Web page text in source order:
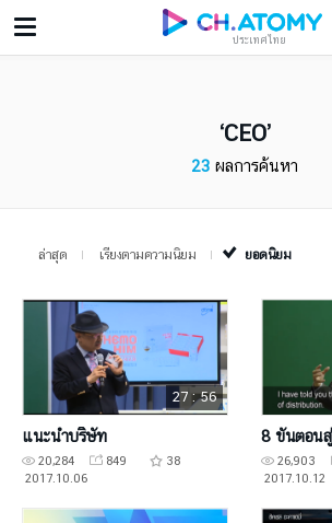
ประเทศไทย
CEO
23 ผลการค้นหา
ล่าสุด เรียงตามความนิยม ยอดนิยม
27 : 56
แนะนำบริษัท
20,284 849
38
2017.10.06
8 ขั้นตอนสู่
26,903
2017.10.12